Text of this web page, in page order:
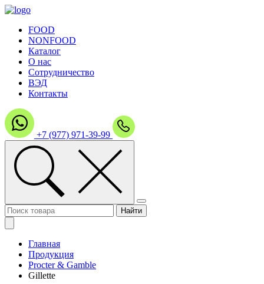
FOOD
NONFOOD
Каталог
О нас
Сотрудничество
ВЭД
Контакты
+7 (977) 971-39-99
Главная
Продукция
Procter & Gamble
Gillette